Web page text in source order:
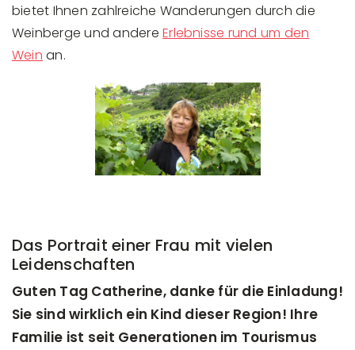
bietet Ihnen zahlreiche Wanderungen durch die
Weinberge und andereErlebnisse rund um den
Wein an.
Das Portrait einer Frau mit vielen
Leidenschaften
Guten Tag Catherine, danke für die Einladung!
Sie sind wirklich ein Kind dieser Region! Ihre
Familie ist seit Generationen im Tourismus